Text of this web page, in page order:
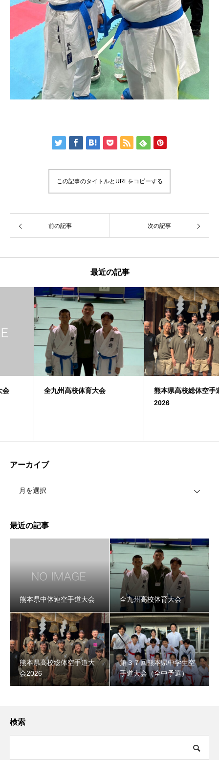
この記事のタイトルとURLをコピーする
前の記事 次の記事
最近の記事
全九州高校体育大会
熊本県高校総体空手道大会
アーカイブ
月を選択
最近の記事
熊本県中体連空手道大会 全九州高校体育大会
熊本県高校総体空手道大
会2026
第３７回熊本県中学生空
手道大会（全中予選）
検索